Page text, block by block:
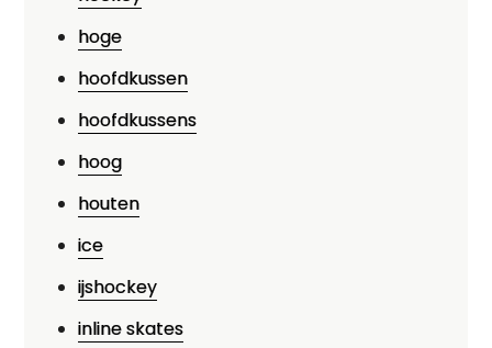
hoge
hoofdkussen
hoofdkussens
hoog
houten
ice
ijshockey
inline skates